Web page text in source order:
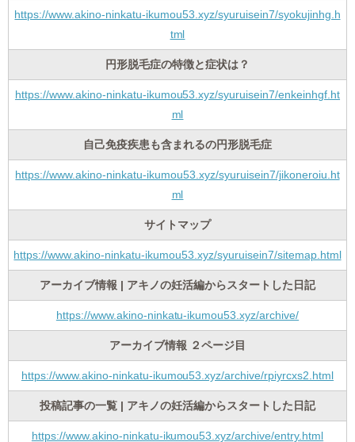
https://www.akino-ninkatu-ikumou53.xyz/syuruisein7/syokujinhg.h
tml
円形脱毛症の特徴と症状は？
https://www.akino-ninkatu-ikumou53.xyz/syuruisein7/enkeinhgf.ht
ml
自己免疫疾患も含まれるの円形脱毛症
https://www.akino-ninkatu-ikumou53.xyz/syuruisein7/jikoneroiu.ht
ml
サイトマップ
https://www.akino-ninkatu-ikumou53.xyz/syuruisein7/sitemap.html
アーカイブ情報 | アキノの妊活編からスタートした日記
https://www.akino-ninkatu-ikumou53.xyz/archive/
アーカイブ情報 ２ページ目
https://www.akino-ninkatu-ikumou53.xyz/archive/rpiyrcxs2.html
投稿記事の一覧 | アキノの妊活編からスタートした日記
https://www.akino-ninkatu-ikumou53.xyz/archive/entry.html